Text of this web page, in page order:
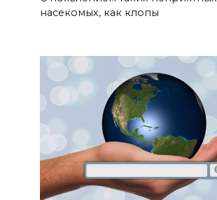
насекомых, как клопы